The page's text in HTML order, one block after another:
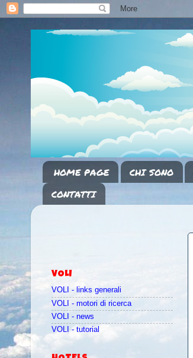
HOME PAGE CHI SONO
CONTATTI
VOLI
VOLI - links generali
VOLI - motori di ricerca
VOLI - news
VOLI - tutorial